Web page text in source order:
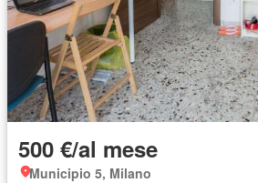
500 €/al mese
Municipio 5, Milano